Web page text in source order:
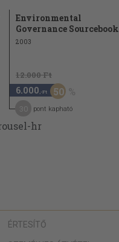
Environmental
Governance Sourcebook
2003
12.000 Ft
6.000 ,-Ft 50
pont kapható
ÉRTESÍTŐ